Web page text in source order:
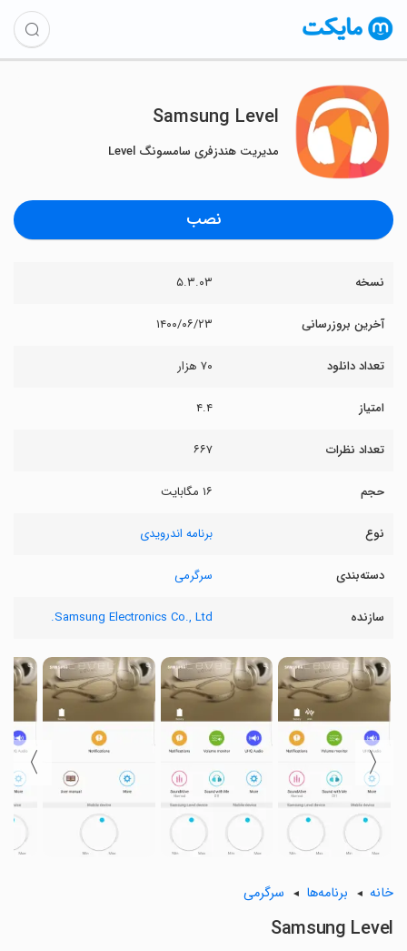
Samsung Level
مدیریت هندزفری سامسونگ Level
نصب
نسخه ۵.۳.۰۳
آخرین بروزرسانی ۱۴۰۰/۰۶/۲۳
تعداد دانلود ۷۰ هزار
امتیاز ۴.۴
تعداد نظرات ۶۶۷
حجم ۱۶ مگابایت
نوع برنامه اندرویدی
دسته‌بندی سرگرمی
سازنده Samsung Electronics Co., Ltd.
〈
〉
خانه برنامه‌ها سرگرمی
Samsung Level